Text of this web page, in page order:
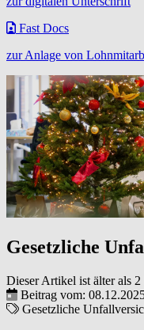
Fast Docs
zur Anlage von
Gesetzliche
Dieser Artikel ist älter als
Beitrag vom:
Gesetzliche